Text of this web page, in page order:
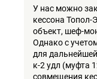
У нас можно
кессона Топол-
объект, шеф-
Однако с
для
к-2 удл (муфта
совмещения